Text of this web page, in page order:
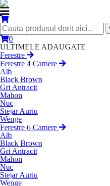
0
ULTIMELE ADAUGATE
Ferestre
Ferestre 4 Camere
Alb
Black Brown
Gri Antracit
Mahon
Nuc
Stejar Auriu
Wenge
Ferestre 6 Camere
Alb
Black Brown
Gri Antracit
Mahon
Nuc
Stejar Auriu
Wenge